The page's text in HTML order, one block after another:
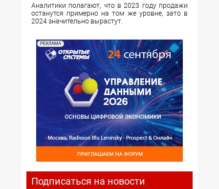
Аналитики полагают, что в 2023 году продажи
останутся примерно на том же уровне, зато в
2024 значительно вырастут.
РЕКЛАМА
Подписаться на новости